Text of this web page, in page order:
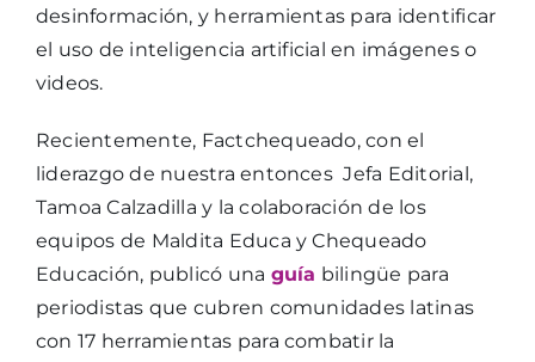
desinformación, y herramientas para identificar
el uso de inteligencia artificial en imágenes o
videos.
Recientemente, Factchequeado, con el
liderazgo de nuestra entonces Jefa Editorial,
Tamoa Calzadilla y la colaboración de los
equipos de Maldita Educa y Chequeado
Educación, publicó una guía bilingüe para
periodistas que cubren comunidades latinas
con 17 herramientas para combatir la